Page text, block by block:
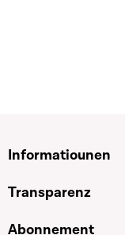
Informatiounen
Transparenz
Abonnement